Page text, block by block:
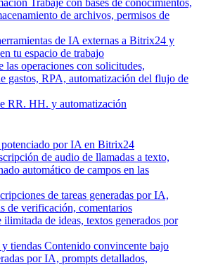
Trabaje con bases de conocimientos,
de archivos, permisos de
de IA externas a Bitrix24 y
tu espacio de trabajo
las operaciones con solicitudes,
gastos, RPA, automatización del flujo de
RR. HH. y automatización
potenciado por IA en Bitrix24
de audio de llamadas a texto,
automático de campos en las
de tareas generadas por IA,
de verificación, comentarios
ilimitada de ideas, textos generados por
tiendas Contenido convincente bajo
por IA, prompts detallados,